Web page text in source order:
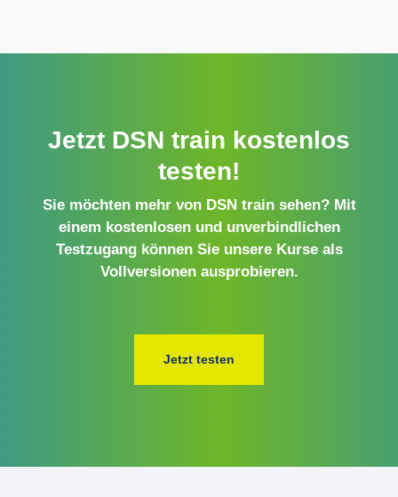
Jetzt DSN train kostenlos
testen!
Sie möchten mehr von DSN train sehen? Mit
einem kostenlosen und unverbindlichen
Testzugang können Sie unsere Kurse als
Vollversionen ausprobieren.
Jetzt testen